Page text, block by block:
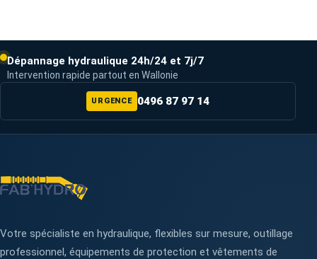
Dépannage hydraulique 24h/24 et 7j/7
Intervention rapide partout en Wallonie
URGENCE 0496 87 97 14
Votre spécialiste en hydraulique, flexibles sur mesure, outillage
professionnel, équipements de protection et vêtements de